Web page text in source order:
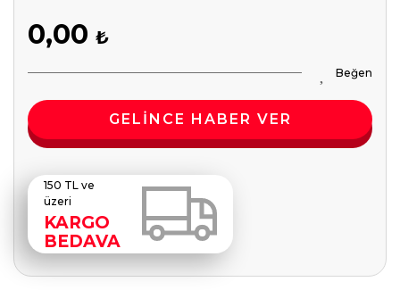
0,00 ₺
GELİNCE HABER VER
150 TL ve
üzeri
KARGO
BEDAVA